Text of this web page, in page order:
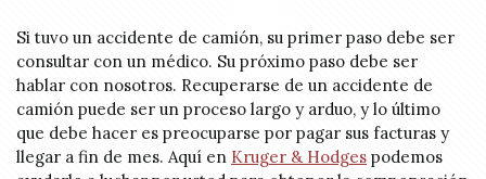
Si tuvo un accidente de camión, su primer paso debe ser
consultar con un médico. Su próximo paso debe ser
hablar con nosotros. Recuperarse de un accidente de
camión puede ser un proceso largo y arduo, y lo último
que debe hacer es preocuparse por pagar sus facturas y
llegar a fin de mes. Aquí en Kruger & Hodges podemos